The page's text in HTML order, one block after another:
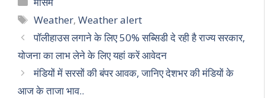
s
A
p
p
gr
a
m
b
o
o
k
er l
Tags
Weather,Weather alert
पॉलीहाउस लगाने के लिए 50% सब्सिडी दे रही है राज्य सरकार,
योजना का लाभ लेने के लिए यहां करें आवेदन
मंडियों में सरसों की बंपर आवक, जानिए देशभर की मंडियों के
आज के ताजा भाव..